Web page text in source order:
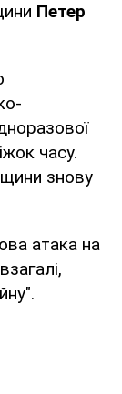
Петер
часу.
знову
атака на